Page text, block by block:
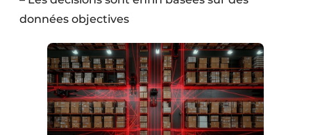
données objectives